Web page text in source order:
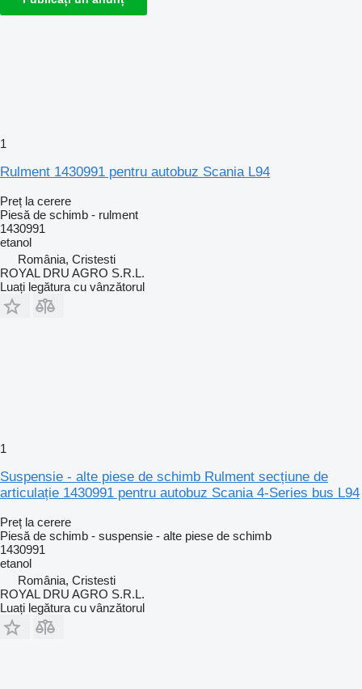
1
Rulment 1430991 pentru autobuz Scania L94
Preț la cerere
Piesă de schimb - rulment
1430991
etanol
România, Cristesti
ROYAL DRU AGRO S.R.L.
Luați legătura cu vânzătorul
1
Suspensie - alte piese de schimb Rulment secțiune de
articulație 1430991 pentru autobuz Scania 4-Series bus L94
Preț la cerere
Piesă de schimb - suspensie - alte piese de schimb
1430991
etanol
România, Cristesti
ROYAL DRU AGRO S.R.L.
Luați legătura cu vânzătorul